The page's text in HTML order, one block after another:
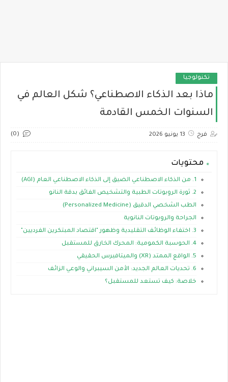
تكنولوجيا
ماذا بعد الذكاء الاصطناعي؟ شكل العالم في
السنوات الخمس القادمة
فرح 13 يونيو 2026 (0)
محتويات
1. من الذكاء الاصطناعي الضيق إلى الذكاء الاصطناعي العام (AGI)
2. ثورة الروبوتات الطبية والتشخيص الفائق بدقة النانو
الطب الشخصي الدقيق (Personalized Medicine)
الجراحة والروبوتات النانوية
3. اختفاء الوظائف التقليدية وظهور "اقتصاد المبتكرين الفرديين"
4. الحوسبة الكمومية: المحرك الخارق للمستقبل
5. الواقع الممتد (XR) والميتافيرس الحقيقي
6. تحديات العالم الجديد: الأمن السيبراني والوعي الزائف
خلاصة: كيف تستعد للمستقبل؟